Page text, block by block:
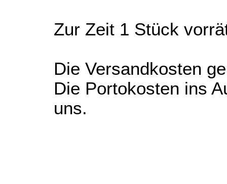
Zur Zeit 1 Stück
Die Versandkosten
Die Portokosten ins
uns.